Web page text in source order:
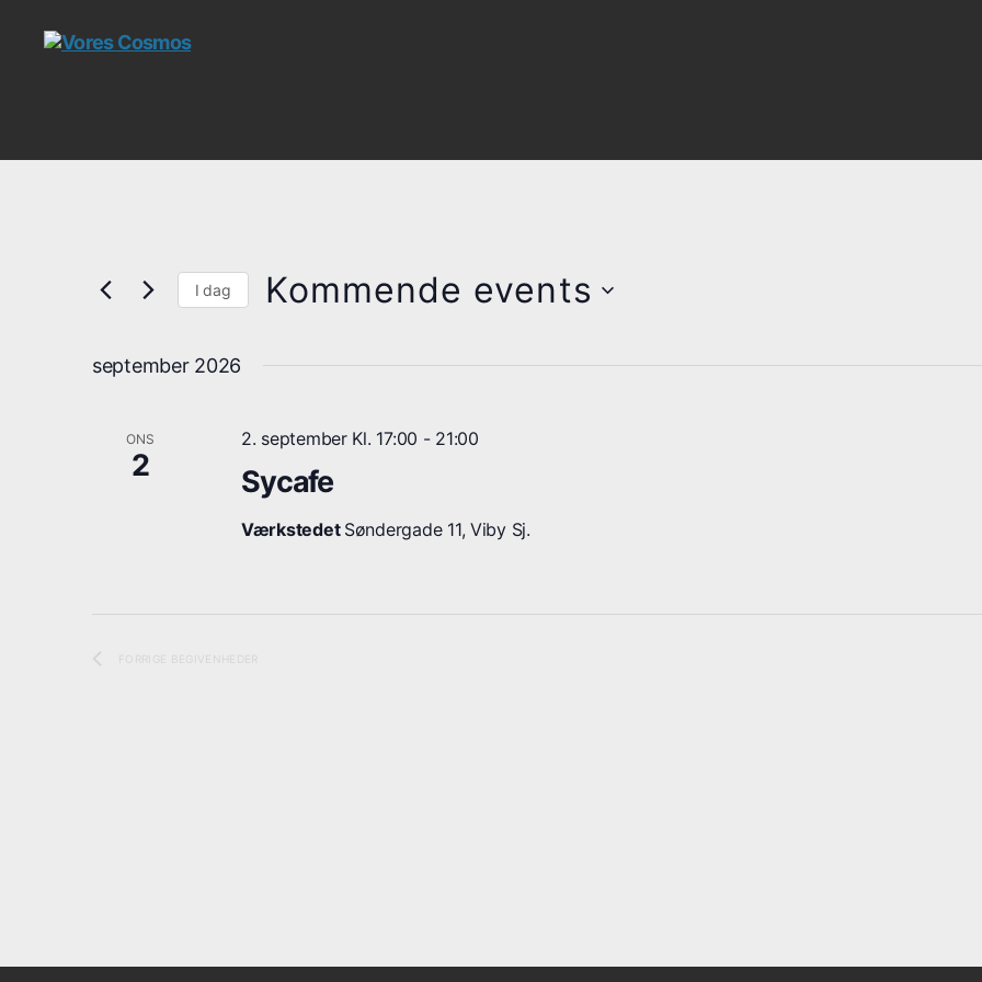
Cosmos
I dag Kommende events
l
a
o
.
september 2026
ONS
2
2. september Kl. 17:00 - 21:00
Sycafe
Værkstedet Søndergade 11, Viby Sj.
BEGIVENHEDER